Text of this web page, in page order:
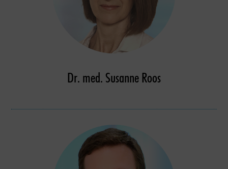
Dr. med. Susanne Roos